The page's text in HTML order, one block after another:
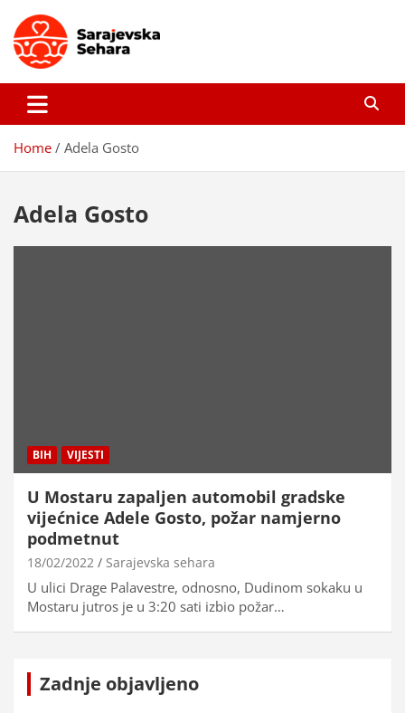
content
Sarajevska sehara
Home Adela Gosto
Adela Gosto
BIH VIJESTI
U Mostaru zapaljen automobil gradske
vijećnice Adele Gosto, požar namjerno
podmetnut
18/02/2022 Sarajevska sehara
U ulici Drage Palavestre, odnosno, Dudinom sokaku u
Mostaru jutros je u 3:20 sati izbio požar…
Zadnje objavljeno